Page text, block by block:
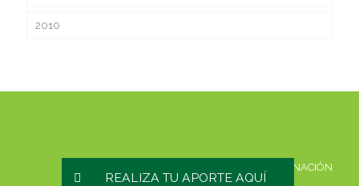
2010
HAZ UNA DONACIÓN
REALIZA TU APORTE AQUÍ